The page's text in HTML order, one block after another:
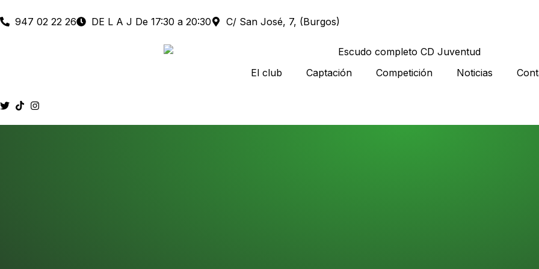
947 02 22 26 DE L A J De 17:30 a 20:30 C/ San José, 7, (Burgos)
El club Captación Competición Noticias